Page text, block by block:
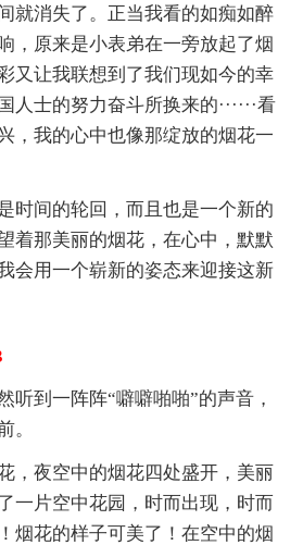
就消失了。正当我看的如痴如醉
，原来是小表弟在一旁放起了烟
又让我联想到了我们现如今的幸
士的努力奋斗所换来的······看
，我的心中也像那绽放的烟花一
时间的轮回，而且也是一个新的
着那美丽的烟花，在心中，默默
会用一个崭新的姿态来迎接这新
听到一阵阵“噼噼啪啪”的声音，
。
，夜空中的烟花四处盛开，美丽
一片空中花园，时而出现，时而
烟花的样子可美了！在空中的烟